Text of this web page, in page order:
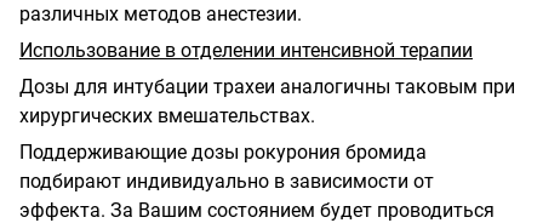
различных методов анестезии.
Использование в отделении интенсивной терапии
Дозы для интубации трахеи аналогичны таковым при
хирургических вмешательствах.
Поддерживающие дозы рокурония бромида
подбирают индивидуально в зависимости от
эффекта. За Вашим состоянием будет проводиться